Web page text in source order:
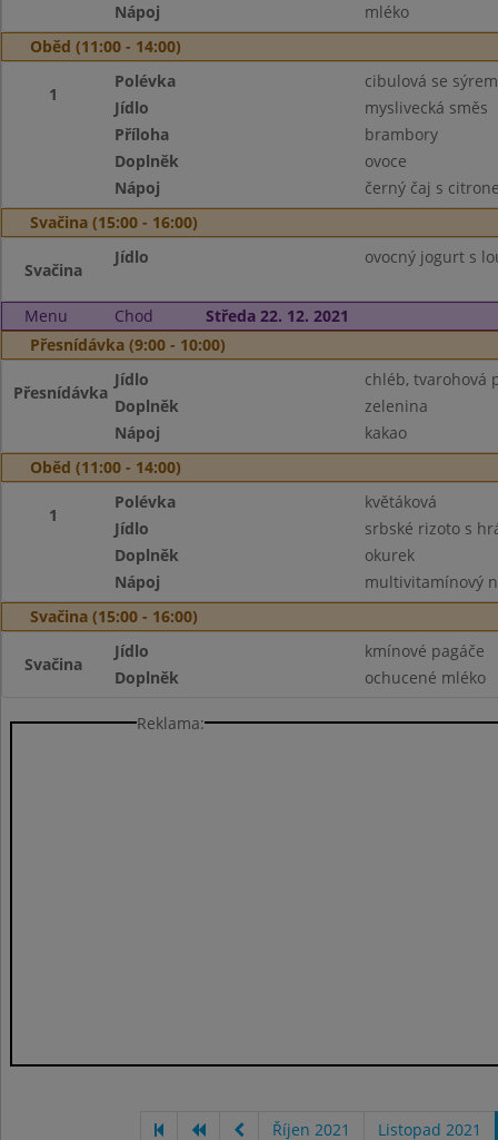
Nápoj
mléko
Oběd (11:00 - 14:00)
1
Polévka
cibulová se sýrem
Jídlo
myslivecká směs
Příloha
brambory
Doplněk
ovoce
Nápoj
černý čaj s
Svačina (15:00 - 16:00)
Svačina
Jídlo ovocný jogurt s
Menu Chod
Středa 22. 12. 2021
Přesnídávka (9:00 - 10:00)
Přesnídávka
Jídlo
chléb, tvarohová
Doplněk
zelenina
Nápoj
kakao
Oběd (11:00 - 14:00)
1
Polévka
květáková
Jídlo
srbské rizoto s
Doplněk
okurek
Nápoj
multivitamínový
Svačina (15:00 - 16:00)
Svačina
Jídlo
kmínové pagáče
Doplněk
ochucené mléko
Reklama:
Říjen 2021 Listopad 2021